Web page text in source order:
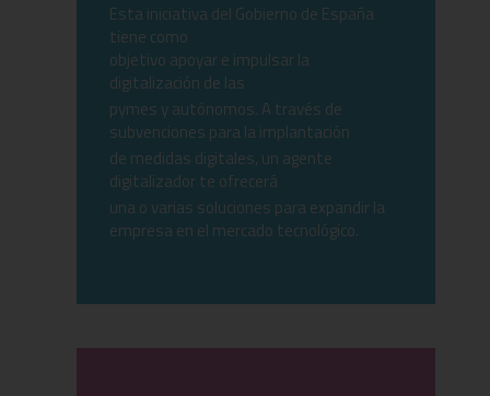
Esta iniciativa del Gobierno de España
tiene como
objetivo apoyar e impulsar la
digitalización de las
pymes y autónomos. A través de
subvenciones para la implantación
de medidas digitales, un agente
digitalizador te ofrecerá
una o varias soluciones para expandir la
empresa en el mercado tecnológico.